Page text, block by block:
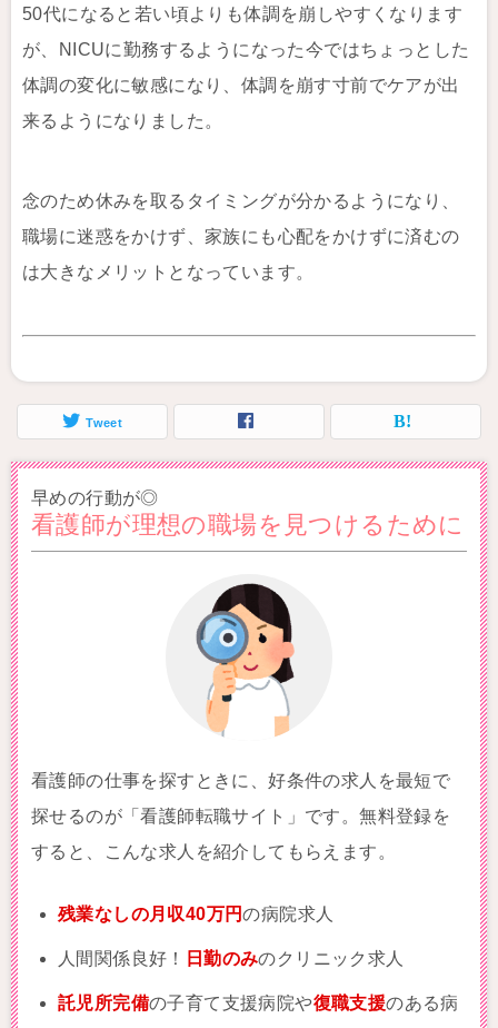
50代になると若い頃よりも体調を崩しやすくなります
が、NICUに勤務するようになった今ではちょっとした
体調の変化に敏感になり、体調を崩す寸前でケアが出
来るようになりました。
念のため休みを取るタイミングが分かるようになり、
職場に迷惑をかけず、家族にも心配をかけずに済むの
は大きなメリットとなっています。
Tweet
早めの行動が◎
看護師が理想の職場を見つけるために
看護師の仕事を探すときに、好条件の求人を最短で
探せるのが「看護師転職サイト」です。無料登録を
すると、こんな求人を紹介してもらえます。
残業なしの月収40万円の病院求人
人間関係良好！ 日勤のみのクリニック求人
託児所完備の子育て支援病院や復職支援のある病